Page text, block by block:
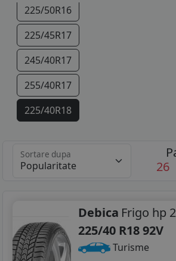
225/50R16
225/45R17
245/40R17
255/40R17
225/40R18
255/35R18
255/30R19
Sortare dupa
26
Debica Frigo hp 2
225/40 R18 92V
Turisme